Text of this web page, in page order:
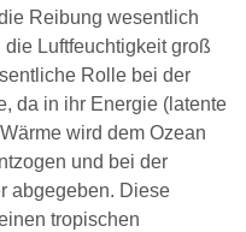
Reibung wesentlich
Luftfeuchtigkeit groß
Rolle bei der
da in ihr Energie (latente
wird dem Ozean
und bei der
abgegeben. Diese
tropischen